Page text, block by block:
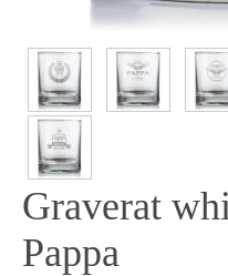
Graverat
Pappa